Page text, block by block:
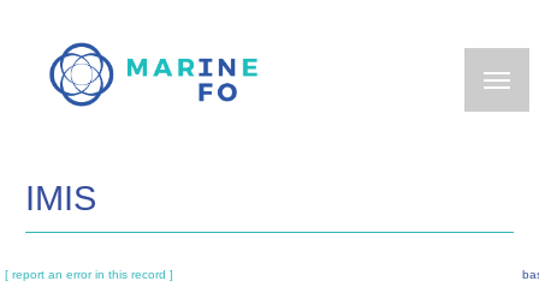
main
IMIS
[ report an error in this record ]